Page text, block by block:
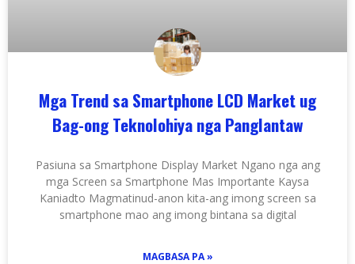
Mga Trend sa Smartphone LCD Market ug
Bag-ong Teknolohiya nga Panglantaw
Pasiuna sa Smartphone Display Market Ngano nga ang
mga Screen sa Smartphone Mas Importante Kaysa
Kaniadto Magmatinud-anon kita-ang imong screen sa
smartphone mao ang imong bintana sa digital
MAGBASA PA »